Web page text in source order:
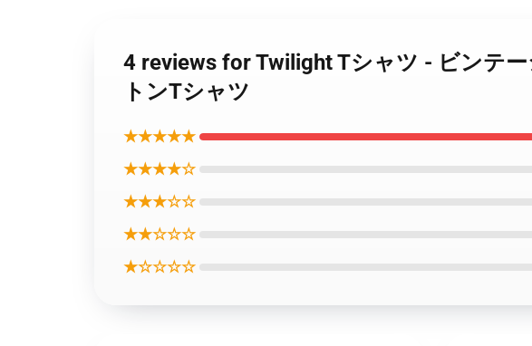
4 reviews for Twilight Tシャツ - ビンテ
トンTシャツ
★★★★★
★★★★☆
★★★☆☆
★★☆☆☆
★☆☆☆☆